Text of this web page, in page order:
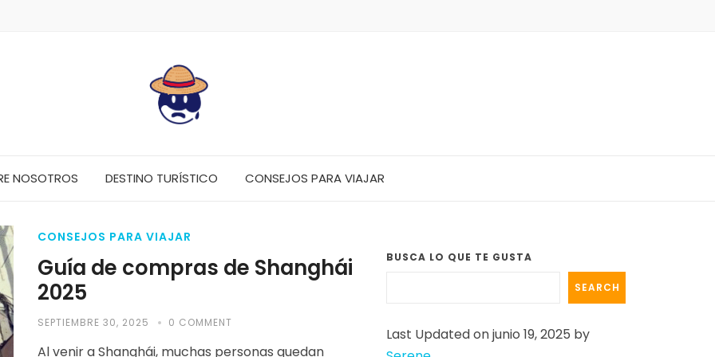
NOSOTROS DESTINO TURÍSTICO CONSEJOS PARA VIAJAR
CONSEJOS PARA VIAJAR
Guía de compras de Shanghái
2025
SEPTIEMBRE 30, 2025 0 COMMENT
Al venir a Shanghái, muchas personas quedan
BUSCA LO QUE TE GUSTA
SEARCH
Last Updated on junio 19, 2025 by